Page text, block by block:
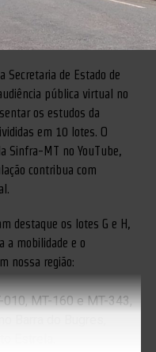
Secretaria de Estado de
pública virtual no
os estudos da
em 10 lotes. O
Sinfra-MT no YouTube,
contribua com
destaque os lotes G e H,
a mobilidade e o
nossa região:
MT-160 e MT-343,